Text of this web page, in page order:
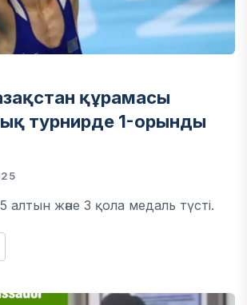
құрамасы
турнирде 1-орынды
және 3 қола медаль түсті.